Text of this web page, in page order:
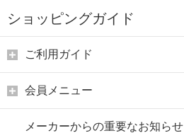
ショッピングガイド
ご利用ガイド
会員メニュー
メーカーからの重要なお知らせ